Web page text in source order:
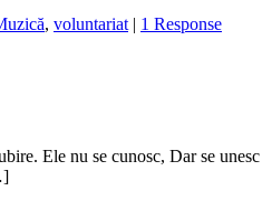
, voluntariat | 1 Response
Ele nu se cunosc, Dar se